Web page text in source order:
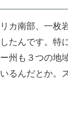
カ南部、一枚
たんです。特
州も３つの地
るんだとか。